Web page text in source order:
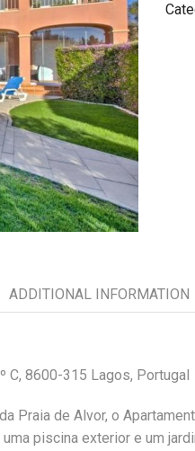
ADDITIONAL INFORMATION
C, 8600-315 Lagos, Portugal
Praia de Alvor, o
piscina exterior e um